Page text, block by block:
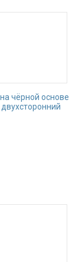
чёрной основе